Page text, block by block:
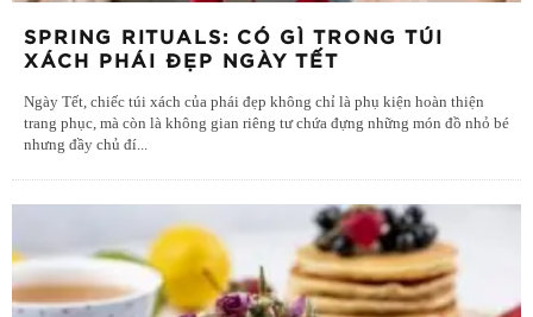
SPRING RITUALS: CÓ GÌ TRONG TÚI
XÁCH PHÁI ĐẸP NGÀY TẾT
Ngày Tết, chiếc túi xách của phái đẹp không chỉ là phụ kiện hoàn thiện
trang phục, mà còn là không gian riêng tư chứa đựng những món đồ nhỏ bé
nhưng đầy chủ đí...